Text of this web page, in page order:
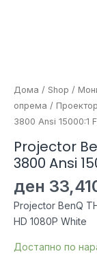
Дома / Shop /
опрема /
3800 Ansi 15000:1
Projector
3800 Ansi
ден
Projector BenQ
HD 1080P White
Достапно по